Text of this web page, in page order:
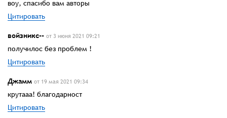
воу, спасибо вам авторы
Цитировать
войзникс-- от 3 июня 2021 09:21
получилос без проблем !
Цитировать
Джамм от 19 мая 2021 09:34
крутааа! благодарност
Цитировать